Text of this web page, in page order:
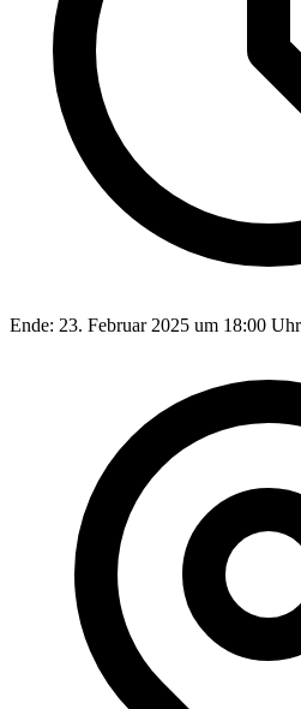
Ende: 23. Februar 2025 um 18:00 Uhr